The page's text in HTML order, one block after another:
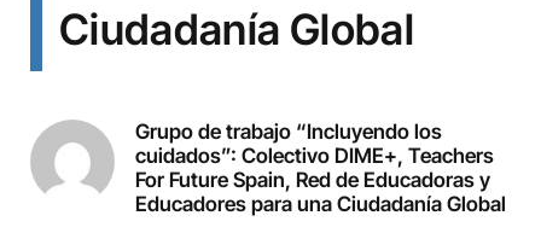
Ciudadanía Global
Grupo de trabajo “Incluyendo los
cuidados”: Colectivo DIME+, Teachers
For Future Spain, Red de Educadoras y
Educadores para una Ciudadanía Global